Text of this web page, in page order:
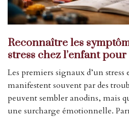
Reconnaître les
stress chez l’enfant
Les premiers signaux d’un stress
manifestent souvent par des
peuvent sembler anodins, mais
une surcharge émotionnelle.